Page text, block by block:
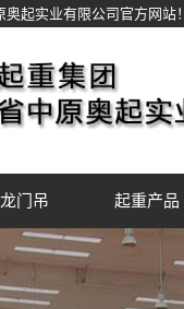
起实业有限公司官方网站！
龙门吊 起重产品